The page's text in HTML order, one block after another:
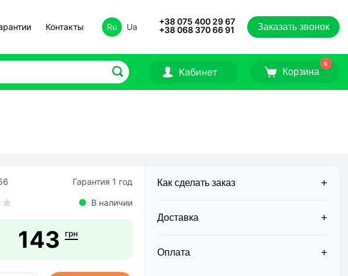
Контакты Ru Ua
+38 075 400 29 67
+38 068 370 66 91
Заказать звонок
Кабинет Корзина
0
Гарантия 1 год
В наличии
143 грн
Как сделать заказ
Доставка
осуществляется двумя курьерскими
службами:
Оплата